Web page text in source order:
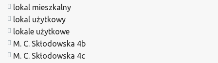
lokal mieszkalny
lokal użytkowy
lokale użytkowe
M. C. Skłodowska 4b
M. C. Skłodowska 4c